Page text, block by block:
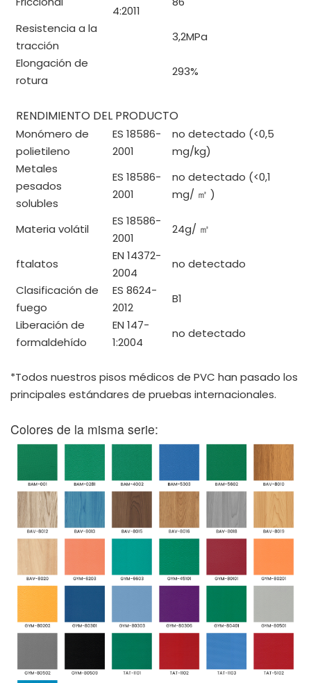
4:2011
Resistencia a la
tracción
3,2MPa
Elongación de
rotura
293%
RENDIMIENTO DEL PRODUCTO
Monómero de
polietileno
ES 18586-
2001
no detectado (<0,5
mg/kg)
Metales
pesados ​​
solubles
ES 18586-
2001
no detectado (<0,1
mg/ ㎡ )
Materia volátil
ES 18586-
2001
24g/ ㎡
ftalatos
EN 14372-
2004
no detectado
Clasificación de
fuego
ES 8624-
2012
B1
Liberación de
formaldehído
EN 147-
1:2004
no detectado
*Todos nuestros pisos médicos de PVC han pasado los
principales estándares de pruebas internacionales.
Colores de la misma serie: